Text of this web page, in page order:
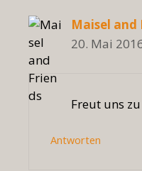
Maisel and
20. Mai
Freut uns
Antworten